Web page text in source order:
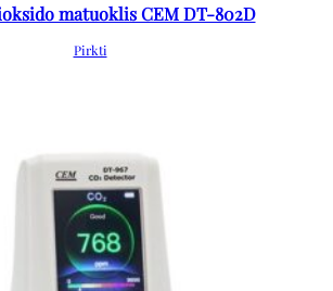
matuoklis CEM DT-802D
Pirkti